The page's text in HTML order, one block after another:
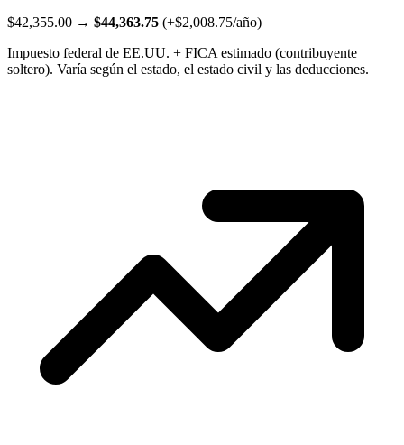
$42,355.00 → $44,363.75 (+$2,008.75/año)
Impuesto federal de EE.UU. + FICA estimado (contribuyente
soltero). Varía según el estado, el estado civil y las deducciones.